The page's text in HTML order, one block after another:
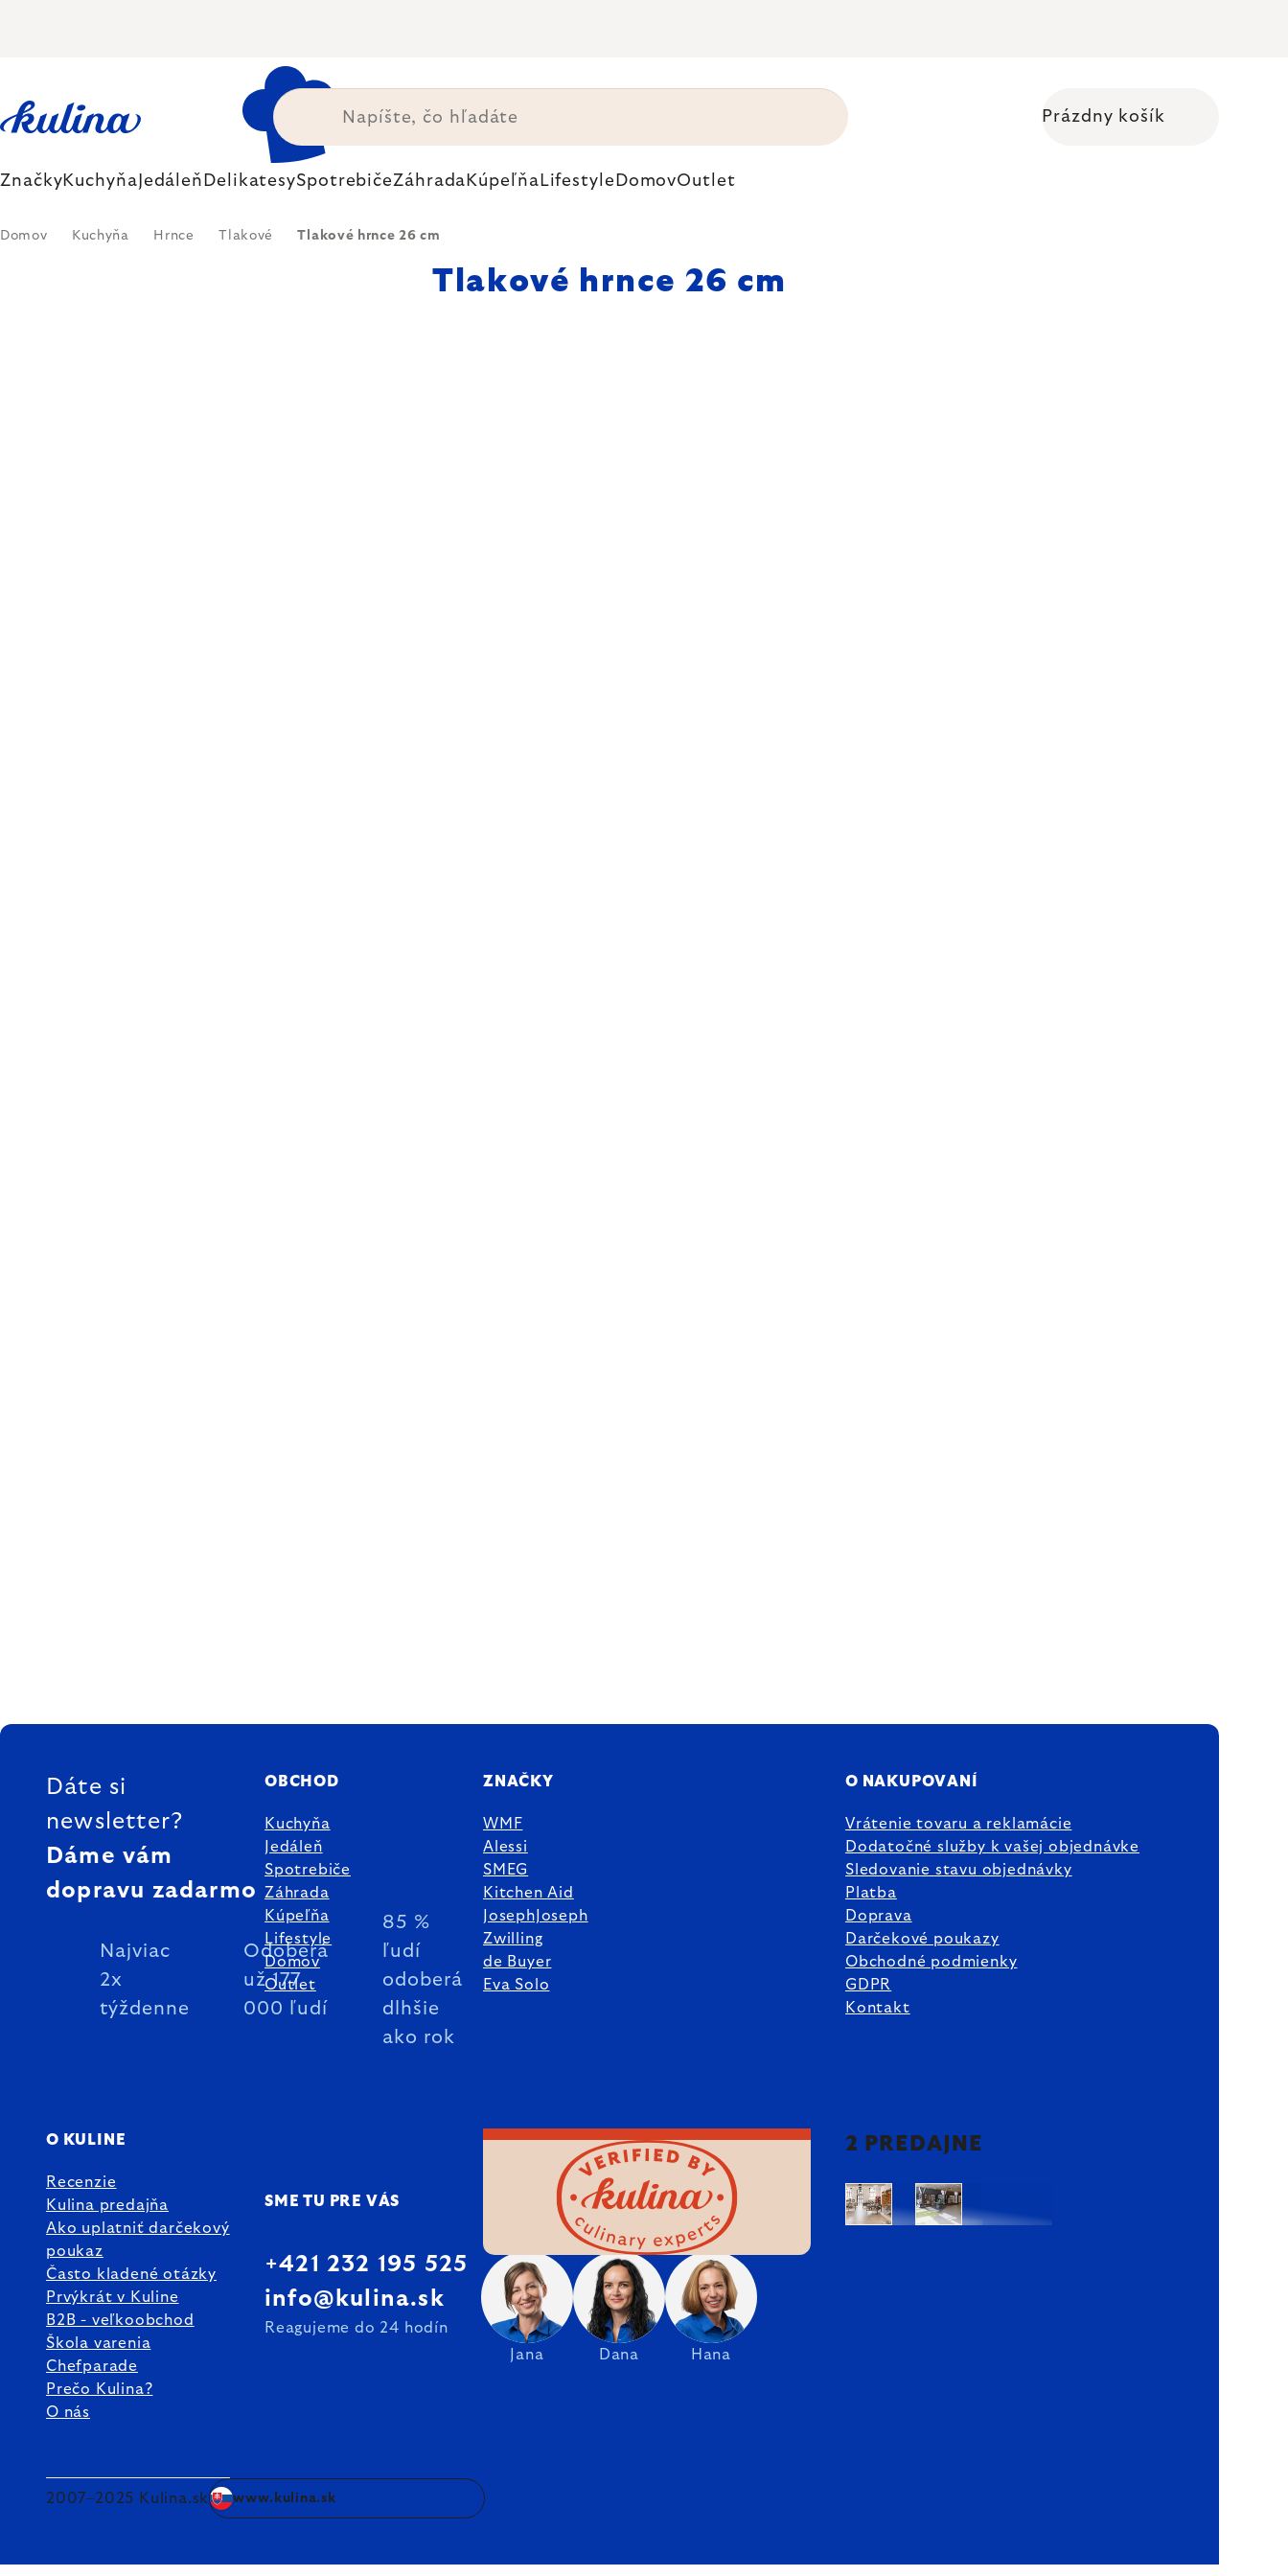
Prázdny košík
ZnačkyKuchyňa Jedáleň DelikatesySpotrebičeZáhrada Kúpeľňa Lifestyle DomovOutlet
Domov Kuchyňa Hrnce Tlakové Tlakové hrnce 26 cm
Tlakové hrnce 26 cm
ZÁPÄTIE
Dáte si
newsletter?
Dáme vám
dopravu zadarmo
Najviac
2x
týždenne
Odoberá
už 177
000 ľudí
85 %
ľudí
odoberá
dlhšie
ako rok
OBCHOD
Kuchyňa
Jedáleň
Spotrebiče
Záhrada
Kúpeľňa
Lifestyle
Domov
Outlet
ZNAČKY
WMF
Alessi
SMEG
Kitchen Aid
JosephJoseph
Zwilling
de Buyer
Eva Solo
O NAKUPOVANÍ
Vrátenie tovaru a reklamácie
Dodatočné služby k vašej objednávke
Sledovanie stavu objednávky
Platba
Doprava
Darčekové poukazy
Obchodné podmienky
GDPR
Kontakt
O KULINE
Recenzie
Kulina predajňa
Ako uplatniť darčekový
poukaz
Často kladené otázky
Prvýkrát v Kuline
B2B - veľkoobchod
Škola varenia
Chefparade
Prečo Kulina?
O nás
SME TU PRE VÁS
Jana Dana Hana
+421 232 195 525
info@kulina.sk
Reagujeme do 24 hodín
2 PREDAJNE
2007–2025 Kulina.sk www.kulina.sk